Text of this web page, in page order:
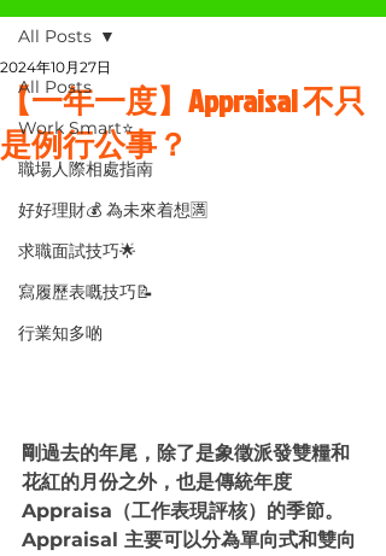
All Posts
Work Smart⭐️
職場人際相處指南
好好理財💰 為未來着想🈵
求職面試技巧🌟
寫履歷表嘅技巧📝
行業知多啲
All Posts
【一年一度】Appraisal 不只
是例行公事？
2024年10月27日
剛過去的年尾，除了是象徵派發雙糧和
花紅的月份之外，也是傳統年度
Appraisa（工作表現評核）的季節。
Appraisal 主要可以分為單向式和雙向